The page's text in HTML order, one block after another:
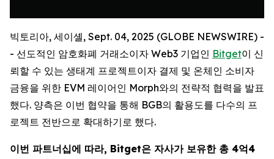
빅토리아, 세이셸, Sept. 04, 2025 (GLOBE NEWSWIRE) -
- 선도적인 암호화폐 거래소이자 Web3 기업인 Bitget이 신
뢰할 수 있는 생태계 프로젝트이자 결제 및 온체인 소비자
금융을 위한 EVM 레이어인 Morph와의 전략적 협력을 발표
했다. 양측은 이번 협약을 통해 BGB의 활용도를 다수의 프
로젝트 전반으로 확대하기로 했다.
이번 파트너십에 따라, Bitget은 자사가 보유한 총 4억4